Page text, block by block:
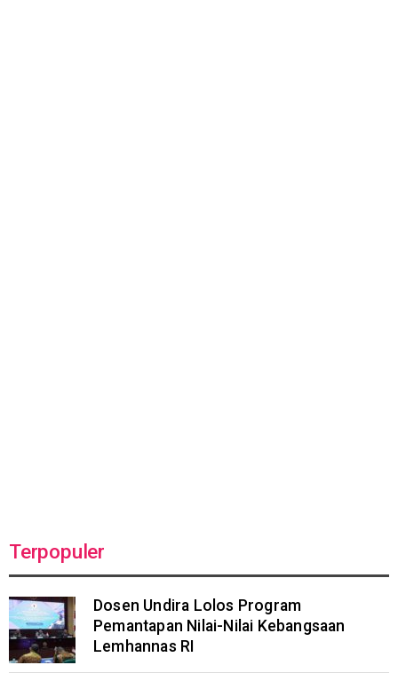
Terpopuler
Dosen Undira Lolos Program
Pemantapan Nilai-Nilai Kebangsaan
Lemhannas RI